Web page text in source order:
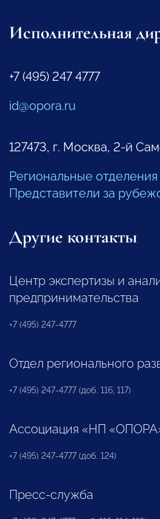
Исполнительная
+7 (495) 247 4777
id@opora.ru
127473, г. Москва, 2-й
Региональные отделения
Представители за
Другие контакты
Центр экспертизы и
предпринимательства
+7 (495) 247-4777
Отдел регионального
+7 (495) 247-4777 (доб. 116, 117)
Ассоциация «НП
+7 (495) 247-4777 (доб. 124)
Пресс-служба